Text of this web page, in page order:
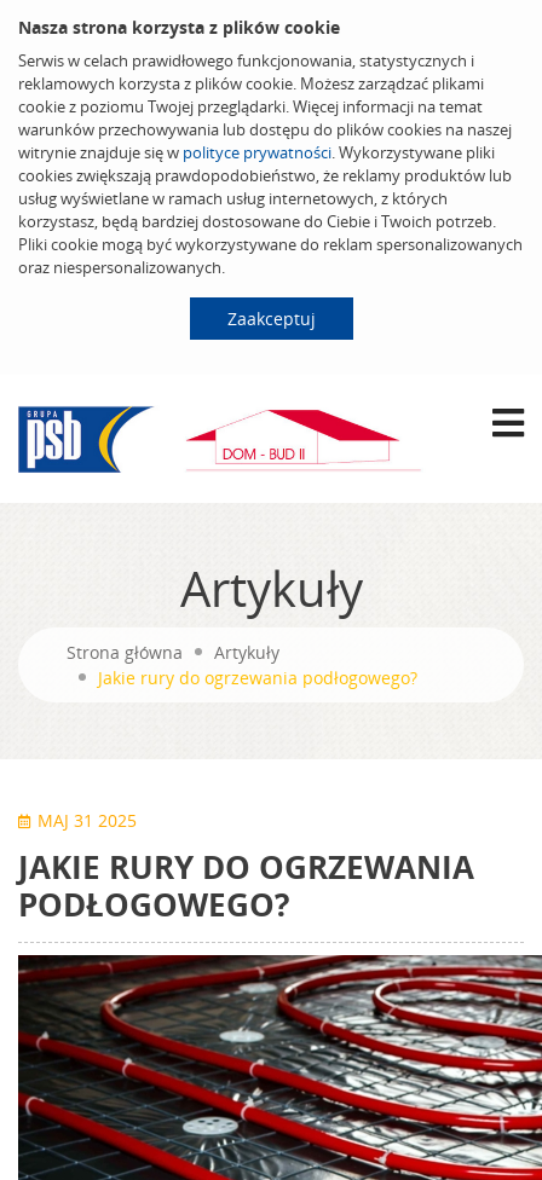
Nasza strona korzysta z plików cookie
Serwis w celach prawidłowego funkcjonowania, statystycznych i
reklamowych korzysta z plików cookie. Możesz zarządzać plikami
cookie z poziomu Twojej przeglądarki. Więcej informacji na temat
warunków przechowywania lub dostępu do plików cookies na naszej
witrynie znajduje się w polityce prywatności. Wykorzystywane pliki
cookies zwiększają prawdopodobieństwo, że reklamy produktów lub
usług wyświetlane w ramach usług internetowych, z których
korzystasz, będą bardziej dostosowane do Ciebie i Twoich potrzeb.
Pliki cookie mogą być wykorzystywane do reklam spersonalizowanych
oraz niespersonalizowanych.
Zaakceptuj
Artykuły
Strona główna
Artykuły
Jakie rury do ogrzewania podłogowego?
MAJ 31 2025
JAKIE RURY DO OGRZEWANIA
PODŁOGOWEGO?